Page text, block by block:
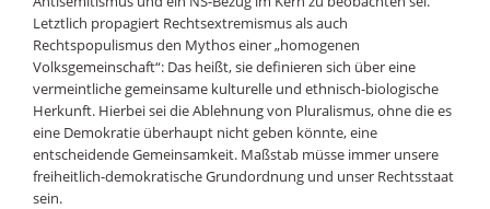
Letztlich propagiert Rechtsextremismus als auch
Rechtspopulismus den Mythos einer „homogenen
Volksgemeinschaft“: Das heißt, sie definieren sich über eine
vermeintliche gemeinsame kulturelle und ethnisch-biologische
Herkunft. Hierbei sei die Ablehnung von Pluralismus, ohne die es
eine Demokratie überhaupt nicht geben könnte, eine
entscheidende Gemeinsamkeit. Maßstab müsse immer unsere
freiheitlich-demokratische Grundordnung und unser Rechtsstaat
sein.